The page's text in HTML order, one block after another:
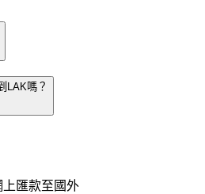
LAK嗎？
匯款至國外